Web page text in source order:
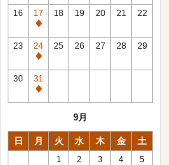
館
日
16
17
休
館
日
18 19 20 21 22
23
24
休
館
日
25 26 27 28 29
30
31
休
9月
日 月 火 水 木 金 土
1 2 3 4 5